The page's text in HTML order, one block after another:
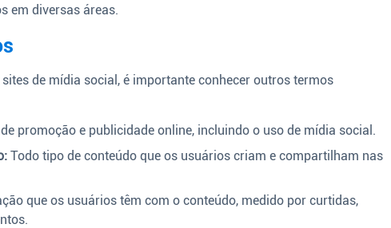
em diversas áreas.
de mídia social, é importante conhecer outros termos
promoção e publicidade online, incluindo o uso de mídia social.
Todo tipo de conteúdo que os usuários criam e compartilham nas
que os usuários têm com o conteúdo, medido por curtidas,